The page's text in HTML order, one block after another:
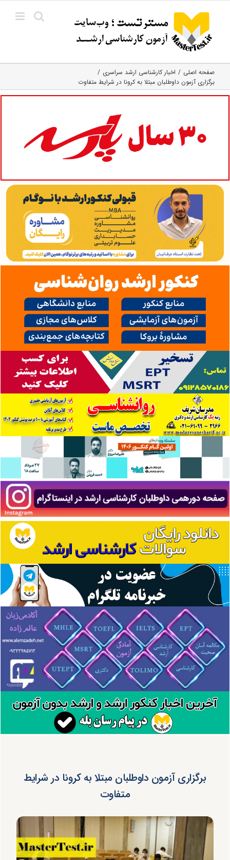
content
صفحه اصلی
اخبار کارشناسی ارشد سراسری
برگزاری آزمون داوطلبان مبتلا به کرونا در شرایط متفاوت
برگزاری آزمون داوطلبان مبتلا به کرونا در شرایط
متفاوت